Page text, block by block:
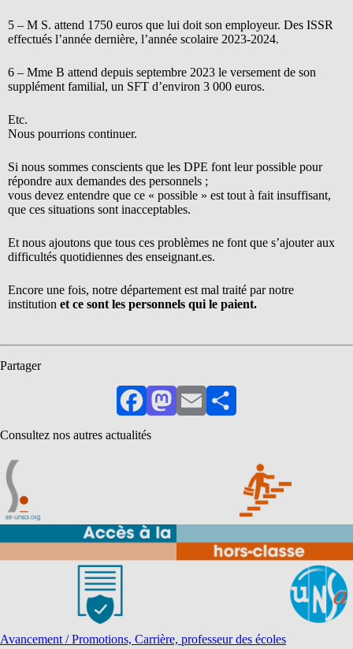
5 – M S. attend 1750 euros que lui doit son employeur. Des ISSR
effectués l’année dernière, l’année scolaire 2023-2024.
6 – Mme B attend depuis septembre 2023 le versement de son
supplément familial, un SFT d’environ 3 000 euros.
Etc.
Nous pourrions continuer.
Si nous sommes conscients que les DPE font leur possible pour
répondre aux demandes des personnels ;
vous devez entendre que ce « possible » est tout à fait insuffisant,
que ces situations sont inacceptables.
Et nous ajoutons que tous ces problèmes ne font que s’ajouter aux
difficultés quotidiennes des enseignant.es.
Encore une fois, notre département est mal traité par notre
institution et ce sont les personnels qui le paient.
Partager
FacebookMastodon
EmailPartager
Consultez nos autres actualités
Avancement / Promotions, Carrière, professeur des écoles